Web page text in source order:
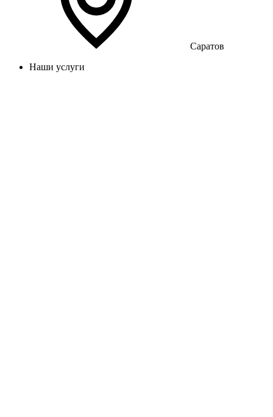
Саратов
Наши услуги